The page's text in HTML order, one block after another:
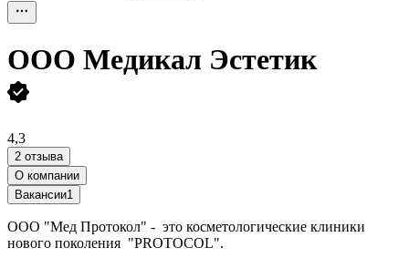
ООО Медикал Эстетик
4,3
2 отзыва
О компании
Вакансии1
ООО "Мед Протокол" - это косметологические клиники
нового поколения "PROTOCOL".